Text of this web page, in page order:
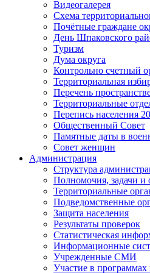
Видеогалерея
Схема
Почётные граждане
День Шпаковского
Туризм
Дума округа
Контрольно счетный
Территориальная
Перечень
Территориальные
Перепись населения
Общественный Совет
Памятные даты в
Совет женщин
Администрация
Структура
Полномочия, задачи и
Территориальные
Подведомственные
Защита населения
Результаты проверок
Статистическая
Информационные
Учрежденные СМИ
Участие в